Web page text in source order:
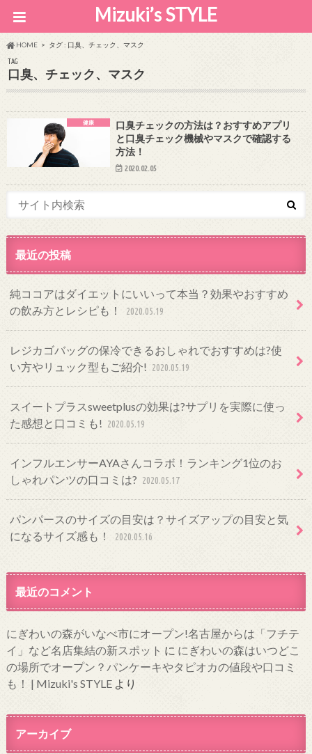
Mizuki’s STYLE
HOME タグ : 口臭、チェック、マスク
TAG
口臭、チェック、マスク
健康
口臭チェックの方法は？おすすめアプリ
と口臭チェック機械やマスクで確認する
方法！
2020.02.05
最近の投稿
純ココアはダイエットにいいって本当？効果やおすすめ
の飲み方とレシピも！
2020.05.19
レジカゴバッグの保冷できるおしゃれでおすすめは?使
い方やリュック型もご紹介!
2020.05.19
スイートプラスsweetplusの効果は?サプリを実際に使っ
た感想と口コミも!
2020.05.19
インフルエンサーAYAさんコラボ！ランキング1位のお
しゃれパンツの口コミは? 2020.05.17
パンパースのサイズの目安は？サイズアップの目安と気
になるサイズ感も！
2020.05.16
最近のコメント
にぎわいの森がいなべ市にオープン!名古屋からは「フチテ
イ」など名店集結の新スポット に にぎわいの森はいつどこ
の場所でオープン？パンケーキやタピオカの値段や口コミ
も！ | Mizuki's STYLEより
アーカイブ